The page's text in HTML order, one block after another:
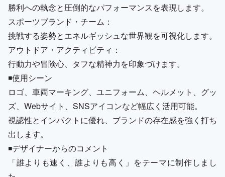
勝利への執念と圧倒的なパフォーマンスを表現します。
スポーツブランド・チーム：
挑戦する姿勢とエネルギッシュな世界観を可視化します。
アウトドア・アクティビティ：
行動力や冒険心、タフな精神力を印象づけます。
◾️使用シーン
ロゴ、車両マーキング、ユニフォーム、ヘルメット、グッ
ズ、Webサイト、SNSアイコンなど幅広く活用可能。
視認性とインパクトに優れ、ブランドの存在感を強く打ち
出します。
◾️デザイナーからのコメント
「誰よりも速く、誰よりも高く」をテーマに制作しまし